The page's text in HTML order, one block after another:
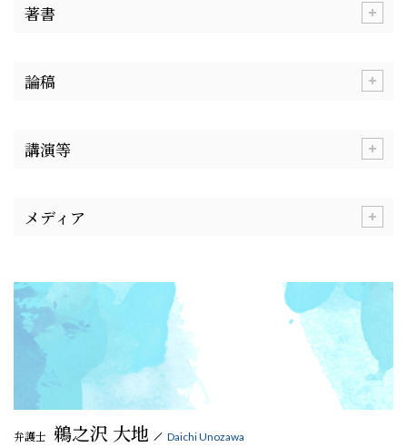
著書
論稿
講演等
メディア
弁護士 鵜之沢 大地 Daichi Unozawa